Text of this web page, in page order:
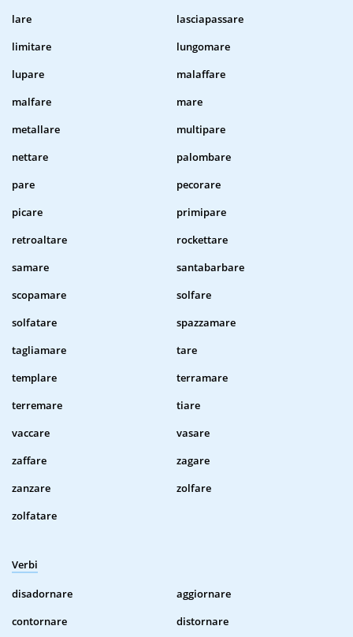
lare
lasciapassare
limitare
lungomare
lupare
malaffare
malfare
mare
metallare
multipare
nettare
palombare
pare
pecorare
picare
primipare
retroaltare
rockettare
samare
santabarbare
scopamare
solfare
solfatare
spazzamare
tagliamare
tare
templare
terramare
terremare
tiare
vaccare
vasare
zaffare
zagare
zanzare
zolfare
zolfatare
Verbi
disadornare
aggiornare
contornare
distornare